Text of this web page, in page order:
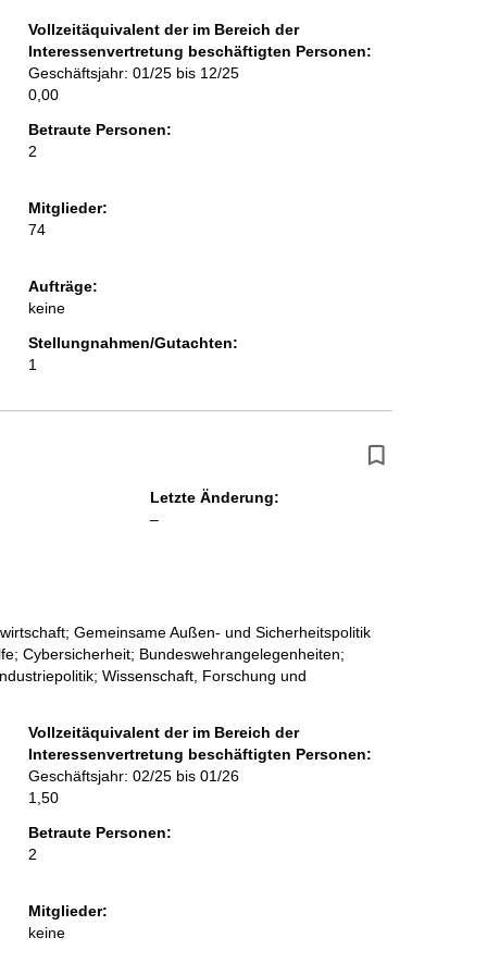
Vollzeitäquivalent der im Bereich der
Interessenvertretung beschäftigten Personen:
Geschäftsjahr: 01/25 bis 12/25
0,00
Betraute Personen:
2
Mitglieder:
74
Aufträge:
keine
Stellungnahmen/Gutachten:
1
Letzte Änderung:
–l
Gemeinsame Außen- und Sicherheitspolitik
Cybersicherheit; Bundeswehrangelegenheiten;
Wissenschaft, Forschung und
Vollzeitäquivalent der im Bereich der
Interessenvertretung beschäftigten Personen:
Geschäftsjahr: 02/25 bis 01/26
1,50
Betraute Personen:
2
Mitglieder:
keine